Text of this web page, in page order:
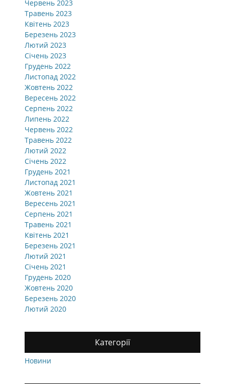
Червень 2023
Травень 2023
Квітень 2023
Березень 2023
Лютий 2023
Січень 2023
Грудень 2022
Листопад 2022
Жовтень 2022
Вересень 2022
Серпень 2022
Липень 2022
Червень 2022
Травень 2022
Лютий 2022
Січень 2022
Грудень 2021
Листопад 2021
Жовтень 2021
Вересень 2021
Серпень 2021
Травень 2021
Квітень 2021
Березень 2021
Лютий 2021
Січень 2021
Грудень 2020
Жовтень 2020
Березень 2020
Лютий 2020
Категорії
Новини